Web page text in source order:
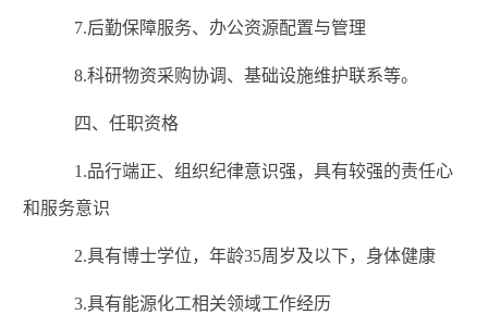
7.后勤保障服务、办公资源配置与管理
8.科研物资采购协调、基础设施维护联系等。
四、 任职资格
1.品行端正、组织纪律意识强，具有较强的责任心
和服务意识
2.具有博士学位，年龄35周岁及以下，身体健康
3.具有能源化工相关领域工作经历